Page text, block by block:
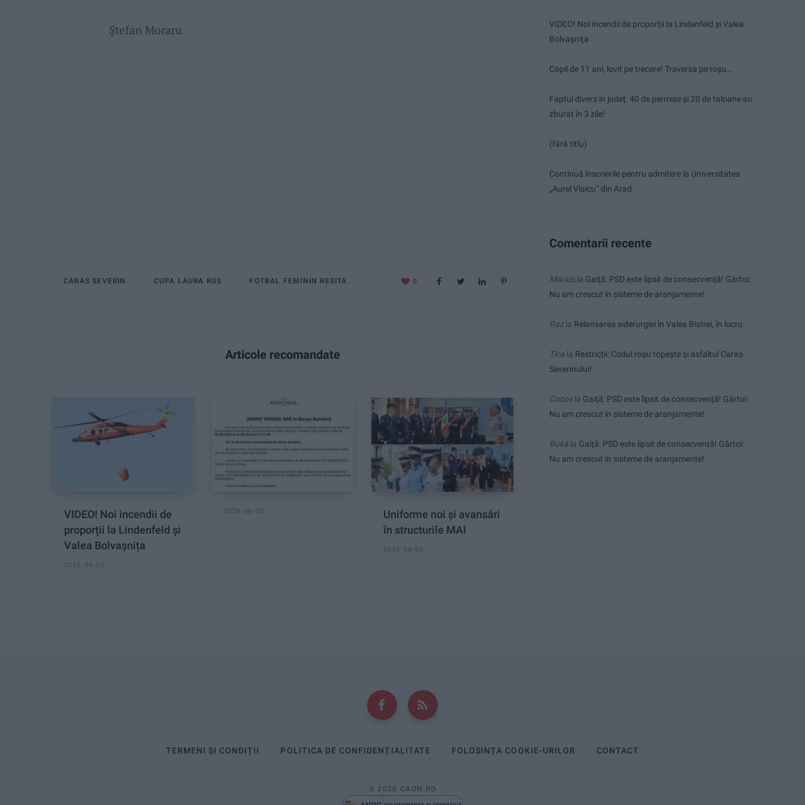
Ștefan Moraru
CARAS SEVERIN CUPA LAURA RUS FOTBAL FEMININ RESITA 0
Articole recomandate
VIDEO! Noi incendii de
proporții la Lindenfeld și
Valea Bolvașnița
2026-08-05
2026-08-05
Uniforme noi și avansări
în structurile MAI
2026-08-05
VIDEO! Noi incendii de proporții la Lindenfeld și Valea
Bolvașnița
Copil de 11 ani, lovit pe trecere! Traversa pe roșu…
Faptul divers în județ: 40 de permise și 20 de taloane au
zburat în 3 zile!
(fără titlu)
Continuă înscrierile pentru admitere la Universitatea
„Aurel Vlaicu” din Arad
Comentarii recente
Mariusla Gaiţă: PSD este lipsit de consecvență! Gârtoi:
Nu am crescut în sisteme de aranjamente!
Razla Relansarea siderurgiei în Valea Bistrei, în lucru
Tica la Restricții: Codul roșu topește și asfaltul Caraș-
Severinului!
Cocosla Gaiţă: PSD este lipsit de consecvență! Gârtoi:
Nu am crescut în sisteme de aranjamente!
Bukă la Gaiţă: PSD este lipsit de consecvență! Gârtoi:
Nu am crescut în sisteme de aranjamente!
TERMENI ȘI CONDIȚII POLITICA DE CONFIDENȚIALITATE FOLOSINȚA COOKIE-URILOR CONTACT
© 2026 CAON.RO